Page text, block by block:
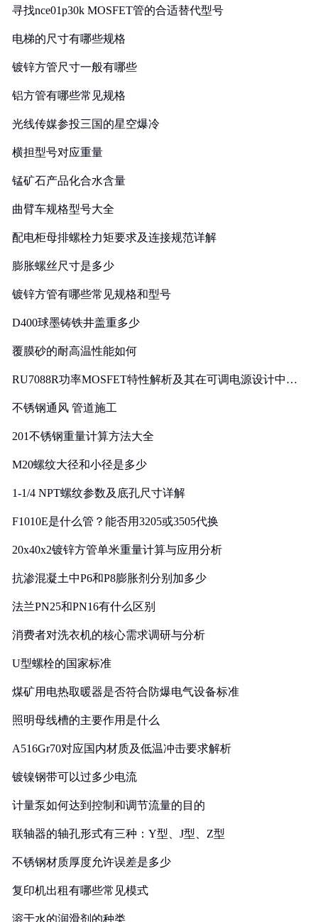
寻找nce01p30k MOSFET管的合适替代型号
电梯的尺寸有哪些规格
镀锌方管尺寸一般有哪些
铝方管有哪些常见规格
光线传媒参投三国的星空爆冷
横担型号对应重量
锰矿石产品化合水含量
曲臂车规格型号大全
配电柜母排螺栓力矩要求及连接规范详解
膨胀螺丝尺寸是多少
镀锌方管有哪些常见规格和型号
D400球墨铸铁井盖重多少
覆膜砂的耐高温性能如何
RU7088R功率MOSFET特性解析及其在可调电源设计中的
不锈钢通风 管道施工
201不锈钢重量计算方法大全
M20螺纹大径和小径是多少
1-1/4 NPT螺纹参数及底孔尺寸详解
F1010E是什么管？能否用3205或3505代换
20x40x2镀锌方管单米重量计算与应用分析
抗渗混凝土中P6和P8膨胀剂分别加多少
法兰PN25和PN16有什么区别
消费者对洗衣机的核心需求调研与分析
U型螺栓的国家标准
煤矿用电热取暖器是否符合防爆电气设备标准
照明母线槽的主要作用是什么
A516Gr70对应国内材质及低温冲击要求解析
镀镍钢带可以过多少电流
计量泵如何达到控制和调节流量的目的
联轴器的轴孔形式有三种：Y型、J型、Z型
不锈钢材质厚度允许误差是多少
复印机出租有哪些常见模式
溶于水的润滑剂的种类